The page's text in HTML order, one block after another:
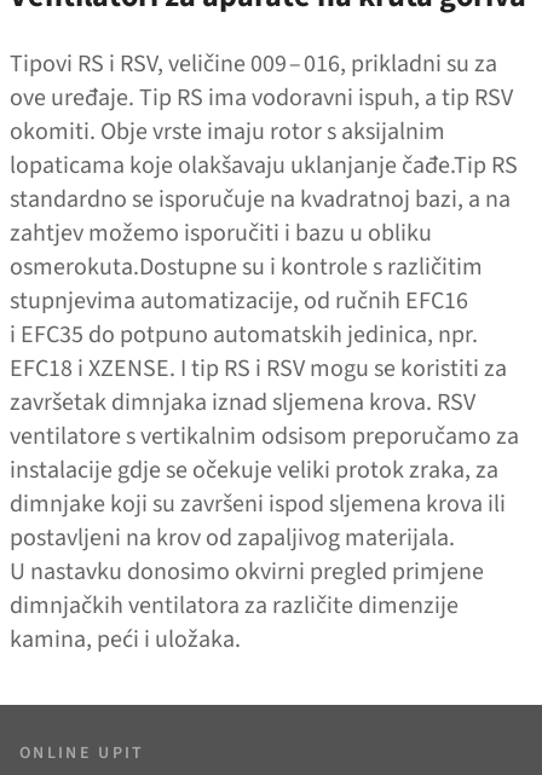
Tipovi RS i RSV, veličine 009 – 016, prikladni su za
ove uređaje. Tip RS ima vodoravni ispuh, a tip RSV
okomiti. Obje vrste imaju rotor s aksijalnim
lopaticama koje olakšavaju uklanjanje čađe.Tip RS
standardno se isporučuje na kvadratnoj bazi, a na
zahtjev možemo isporučiti i bazu u obliku
osmerokuta.Dostupne su i kontrole s različitim
stupnjevima automatizacije, od ručnih EFC16
i EFC35 do potpuno automatskih jedinica, npr.
EFC18 i XZENSE. I tip RS i RSV mogu se koristiti za
završetak dimnjaka iznad sljemena krova. RSV
ventilatore s vertikalnim odsisom preporučamo za
instalacije gdje se očekuje veliki protok zraka, za
dimnjake koji su završeni ispod sljemena krova ili
postavljeni na krov od zapaljivog materijala.
U nastavku donosimo okvirni pregled primjene
dimnjačkih ventilatora za različite dimenzije
kamina, peći i uložaka.
ONLINE UPIT